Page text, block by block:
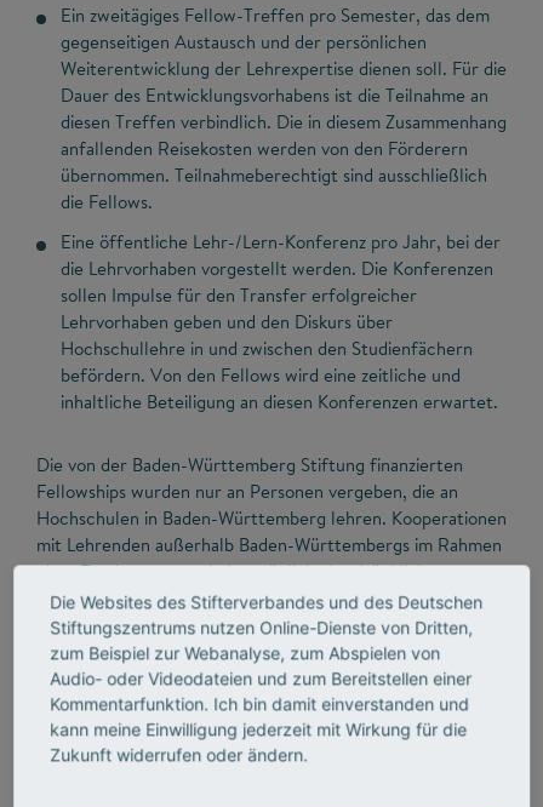
Ein zweitägiges Fellow-Treffen pro Semester, das dem
gegenseitigen Austausch und der persönlichen
Weiterentwicklung der Lehrexpertise dienen soll. Für die
Dauer des Entwicklungsvorhabens ist die Teilnahme an
diesen Treffen verbindlich. Die in diesem Zusammenhang
anfallenden Reisekosten werden von den Förderern
übernommen. Teilnahmeberechtigt sind ausschließlich
die Fellows.
Eine öffentliche Lehr-/Lern-Konferenz pro Jahr, bei der
die Lehrvorhaben vorgestellt werden. Die Konferenzen
sollen Impulse für den Transfer erfolgreicher
Lehrvorhaben geben und den Diskurs über
Hochschullehre in und zwischen den Studienfächern
befördern. Von den Fellows wird eine zeitliche und
inhaltliche Beteiligung an diesen Konferenzen erwartet.
Die von der Baden-Württemberg Stiftung finanzierten
Fellowships wurden nur an Personen vergeben, die an
Hochschulen in Baden-Württemberg lehren. Kooperationen
mit Lehrenden außerhalb Baden-Württembergs im Rahmen
eines Tandems waren indes möglich. Ausdrücklich waren
diejenigen zur Bewerbung aufgefordert, die auch für den
Landeslehrpreis Baden-Württemberg von ihrer Hochschule
nominiert worden sind oder die sich innerhalb ihrer
Hochschule für den Landeslehrpreis bewerben.
Die vom Stifterverband finanzierten Fellowships wurden
bundesweit ausgelobt und bevorzugt an Antragstellerinnen
Die Websites des Stifterverbandes und des Deutschen
Stiftungszentrums nutzen Online-Dienste von Dritten,
zum Beispiel zur Webanalyse, zum Abspielen von
Audio- oder Videodateien und zum Bereitstellen einer
Kommentarfunktion. Ich bin damit einverstanden und
kann meine Einwilligung jederzeit mit Wirkung für die
Zukunft widerrufen oder ändern.